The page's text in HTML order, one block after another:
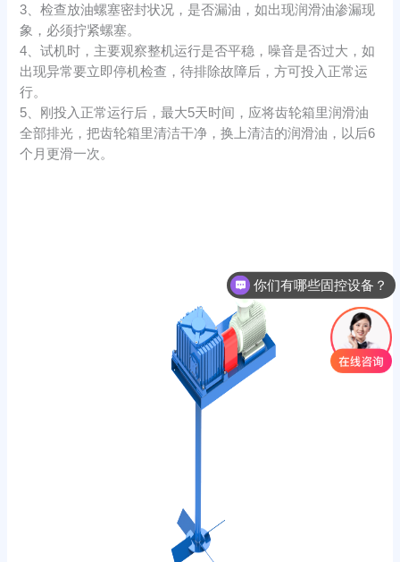
3、检查放油螺塞密封状况，是否漏油，如出现润滑油渗漏现
象，必须拧紧螺塞。
4、试机时，主要观察整机运行是否平稳，噪音是否过大，如
出现异常要立即停机检查，待排除故障后，方可投入正常运
行。
5、刚投入正常运行后，最大5天时间，应将齿轮箱里润滑油
全部排光，把齿轮箱里清洁干净，换上清洁的润滑油，以后6
个月更滑一次。
你们有哪些固控设备？